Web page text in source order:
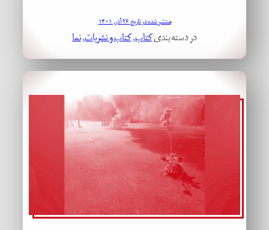
منتشر شده در تاریخ ۲۶ آذر, ۱۴۰۱
در دسته بندیکتاب, کتاب و نشریات, نما